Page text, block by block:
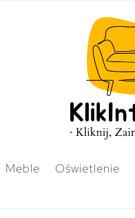
Meble Oświetlenie